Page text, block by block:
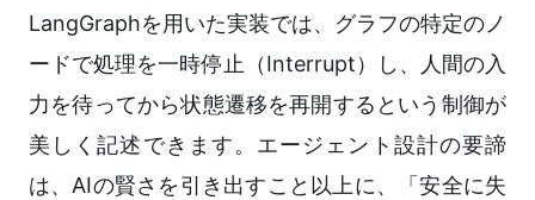
LangGraphを用いた実装では、グラフの特定のノ
ードで処理を一時停止（Interrupt）し、人間の入
力を待ってから状態遷移を再開するという制御が
美しく記述できます。エージェント設計の要諦
は、AIの賢さを引き出すこと以上に、「安全に失